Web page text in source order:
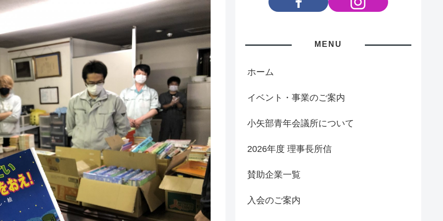
MENU
ホーム
イベント・事業のご案内
小矢部青年会議所について
2026年度 理事長所信
賛助企業一覧
入会のご案内